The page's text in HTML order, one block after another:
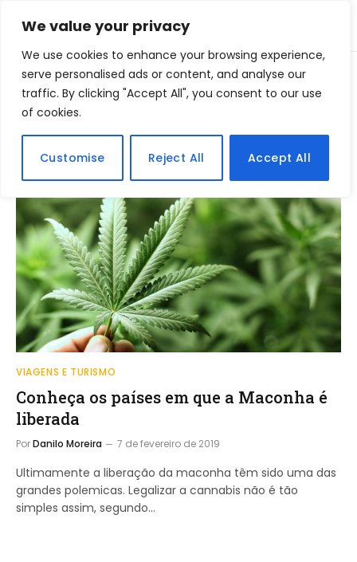
We value your privacy
We use cookies to enhance your browsing experience,
serve personalised ads or content, and analyse our
traffic. By clicking "Accept All", you consent to our use
of cookies.
Customise Reject All Accept All
Home » Posts Tagged "lecalizacao"
BROWSING:
VIAGENS E TURISMO
Conheça os países em que a Maconha é
liberada
PorDanilo Moreira 7 de fevereiro de 2019
Ultimamente a liberação da maconha têm sido uma das
grandes polemicas. Legalizar a cannabis não é tão
simples assim, segundo…